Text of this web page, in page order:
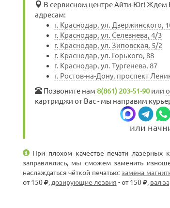
В сервисном центре Айти-Юг! Ждем
адресам:
г. Краснодар, ул. Дзержинского,
г. Краснодар, ул. Селезнева, 4/3
г. Краснодар, ул. Зиповская, 5/2
г. Краснодар, ул. Горького, 88
г. Краснодар, ул. Тургенева, 87
г. Ростов-на-Дону, проспект
Позвоните нам 8(861) 203-51-90или
картриджи от Вас - мы направим
или
При плохом качестве печати лазерных
заправлялись, мы сможем заменить
наслаждаться чёткой печатью:замена
от 150
,дозирующие лезвия - от 150 , вал